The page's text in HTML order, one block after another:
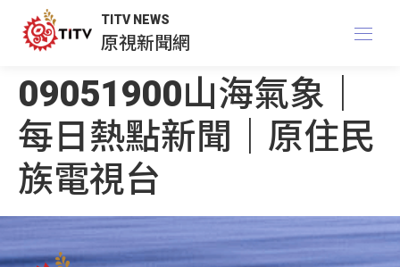
TITV NEWS
原視新聞網
09051900山海氣象｜
每日熱點新聞｜原住民
族電視台